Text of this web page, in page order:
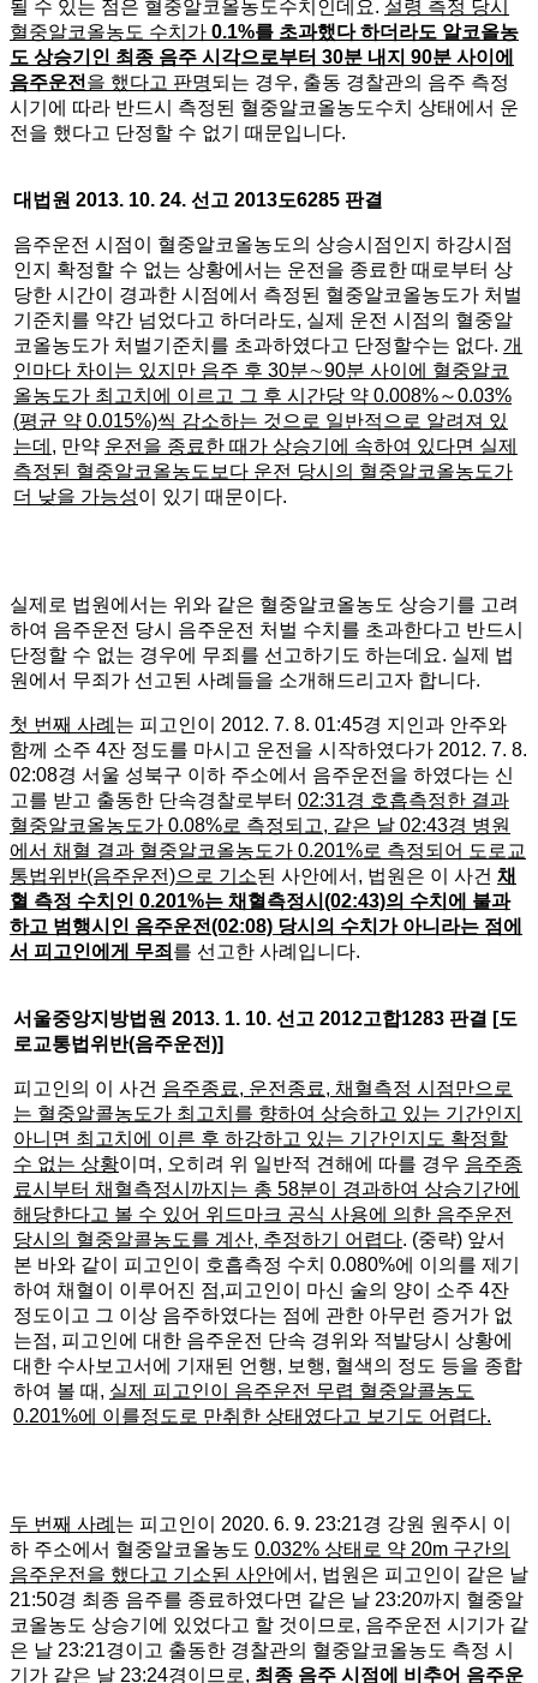
될 수 있는 점은 혈중알코올농도수치인데요. 설령 측정 당시
혈중알코올농도 수치가 0.1%를 초과했다 하더라도 알코올농
도 상승기인 최종 음주 시각으로부터 30분 내지 90분 사이에
음주운전 을 했다고 판명되는 경우, 출동 경찰관의 음주 측정
시기에 따라 반드시 측정된 혈중알코올농도수치 상태에서 운
전을 했다고 단정할 수 없기 때문입니다.
대법원 2013. 10. 24. 선고 2013도6285 판결
음주운전 시점이 혈중알코올농도의 상승시점인지 하강시점
인지 확정할 수 없는 상황에서는 운전을 종료한 때로부터 상
당한 시간이 경과한 시점에서 측정된 혈중알코올농도가 처벌
기준치를 약간 넘었다고 하더라도, 실제 운전 시점의 혈중알
코올농도가 처벌기준치를 초과하였다고 단정할수는 없다. 개
인마다 차이는 있지만 음주 후 30분∼90분 사이에 혈중알코
올농도가 최고치에 이르고 그 후 시간당 약 0.008%～0.03%
(평균 약 0.015%)씩 감소하는 것으로 일반적으로 알려져 있
는데 , 만약 운전을 종료한 때가 상승기에 속하여 있다면 실제
측정된 혈중알코올농도보다 운전 당시의 혈중알코올농도가
더 낮을 가능성이 있기 때문이다.
실제로 법원에서는 위와 같은 혈중알코올농도 상승기를 고려
하여 음주운전 당시 음주운전 처벌 수치를 초과한다고 반드시
단정할 수 없는 경우에 무죄를 선고하기도 하는데요. 실제 법
원에서 무죄가 선고된 사례들을 소개해드리고자 합니다.
첫 번째 사례 는 피고인이 2012. 7. 8. 01:45경 지인과 안주와
함께 소주 4잔 정도를 마시고 운전을 시작하였다가 2012. 7. 8.
02:08경 서울 성북구 이하 주소에서 음주운전을 하였다는 신
고를 받고 출동한 단속경찰로부터 02:31경 호흡측정한 결과
혈중알코올농도가 0.08%로 측정되고, 같은 날 02:43경 병원
에서 채혈 결과 혈중알코올농도가 0.201%로 측정되어 도로교
통법위반(음주운전)으로 기소된 사안에서, 법원은 이 사건 채
혈 측정 수치인 0.201%는 채혈측정시(02:43)의 수치에 불과
하고 범행시인 음주운전(02:08) 당시의 수치가 아니라는 점에
서 피고인에게 무죄 를 선고한 사례입니다.
서울중앙지방법원 2013. 1. 10. 선고 2012고합1283 판결 [도
로교통법위반(음주운전)]
피고인의 이 사건 음주종료, 운전종료, 채혈측정 시점만으로
는 혈중알콜농도가 최고치를 향하여 상승하고 있는 기간인지
아니면 최고치에 이른 후 하강하고 있는 기간인지도 확정할
수 없는 상황이며, 오히려 위 일반적 견해에 따를 경우 음주종
료시부터 채혈측정시까지는 총 58분이 경과하여 상승기간에
해당한다고 볼 수 있어 위드마크 공식 사용에 의한 음주운전
당시의 혈중알콜농도를 계산, 추정하기 어렵다. (중략) 앞서
본 바와 같이 피고인이 호흡측정 수치 0.080%에 이의를 제기
하여 채혈이 이루어진 점,피고인이 마신 술의 양이 소주 4잔
정도이고 그 이상 음주하였다는 점에 관한 아무런 증거가 없
는점, 피고인에 대한 음주운전 단속 경위와 적발당시 상황에
대한 수사보고서에 기재된 언행, 보행, 혈색의 정도 등을 종합
하여 볼 때, 실제 피고인이 음주운전 무렵 혈중알콜농도
0.201%에 이를정도로 만취한 상태였다고 보기도 어렵다.
두 번째 사례 는 피고인이 2020. 6. 9. 23:21경 강원 원주시 이
하 주소에서 혈중알코올농도 0.032% 상태로 약 20m 구간의
음주운전을 했다고 기소된 사안에서, 법원은 피고인이 같은 날
21:50경 최종 음주를 종료하였다면 같은 날 23:20까지 혈중알
코올농도 상승기에 있었다고 할 것이므로, 음주운전 시기가 같
은 날 23:21경이고 출동한 경찰관의 혈중알코올농도 측정 시
기가 같은 날 23:24경이므로, 최종 음주 시점에 비추어 음주운